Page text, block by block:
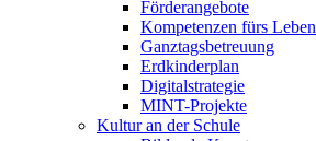
Förderangebote
Kompetenzen fürs Leben
Ganztagsbetreuung
Erdkinderplan
Digitalstrategie
MINT-Projekte
Kultur an der Schule